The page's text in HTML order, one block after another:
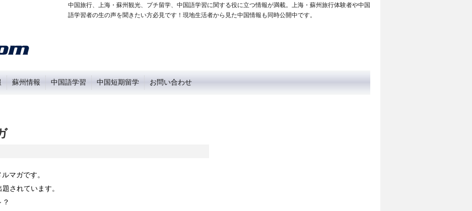
中国旅行、上海・蘇州観光、プチ留学、中国語学習に関する役に立つ情報が満載。上海・蘇州旅行体験者や中国
語学習者の生の声を聞きたい方必見です！現地生活者から見た中国情報も同時公開中です。
蘇州情報 中国語学習 中国短期留学 お問い合わせ
マガです。
されています。